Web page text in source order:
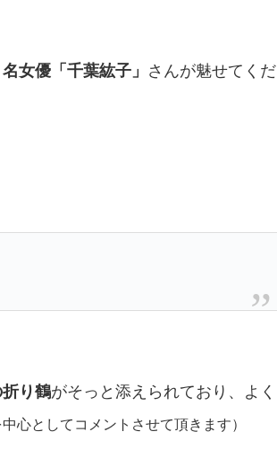
名女優「千葉紘子」 さんが魅せてくだ
り鶴がそっと添えられており、よく
心としてコメントさせて頂きます）